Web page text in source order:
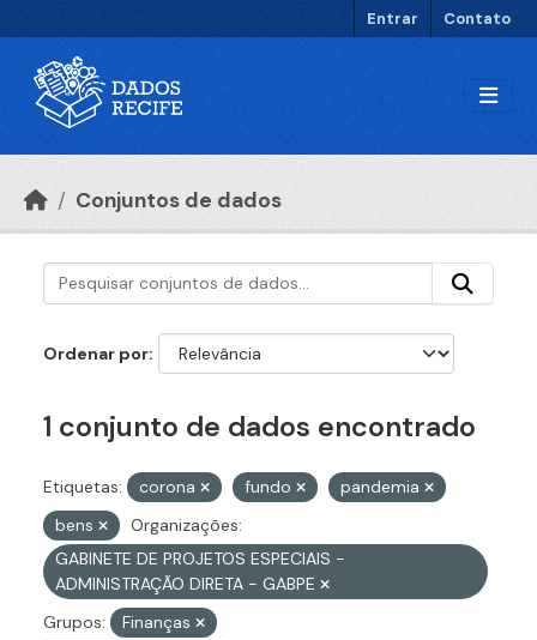
Entrar Contato
Conjuntos de dados
Ordenar por
1 conjunto de dados encontrado
Etiquetas: corona fundo
pandemia
bens
Organizações:
GABINETE DE PROJETOS ESPECIAIS -
ADMINISTRAÇÃO DIRETA - GABPE
Grupos:
Finanças